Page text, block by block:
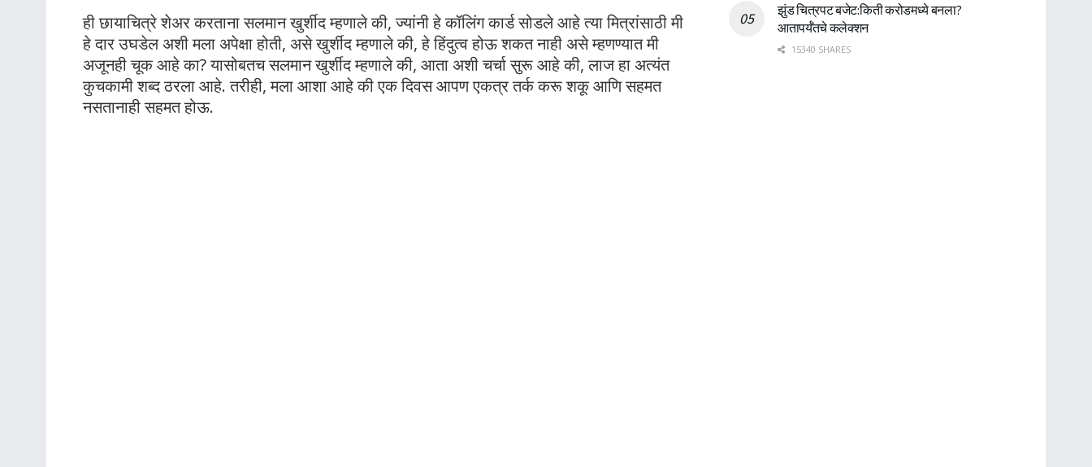
ही छायाचित्रे शेअर करताना सलमान खुर्शीद म्हणाले की, ज्यांनी हे कॉलिंग कार्ड सोडले आहे त्या मित्रांसाठी मी
हे दार उघडेल अशी मला अपेक्षा होती, असे खुर्शीद म्हणाले की, हे हिंदुत्व होऊ शकत नाही असे म्हणण्यात मी
अजूनही चूक आहे का? यासोबतच सलमान खुर्शीद म्हणाले की, आता अशी चर्चा सुरू आहे की, लाज हा अत्यंत
कुचकामी शब्द ठरला आहे. तरीही, मला आशा आहे की एक दिवस आपण एकत्र तर्क करू शकू आणि सहमत
नसतानाही सहमत होऊ.
झुंड चित्रपट बजेट:किती करोडमध्ये बनला?
आतापर्यँतचे कलेक्शन
15340 SHARES